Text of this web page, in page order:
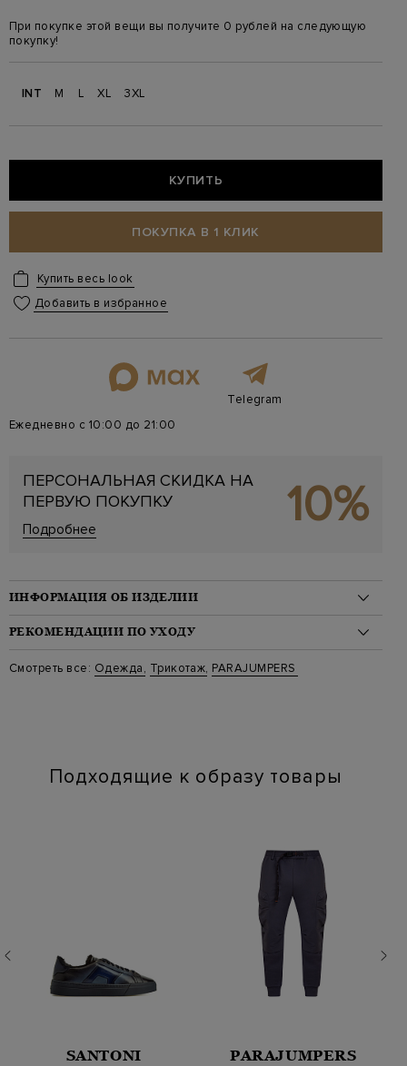
При покупке этой вещи вы получите 0 рублей на следующую
покупку!
INT M L XL 3XL
КУПИТЬ
ПОКУПКА В 1 КЛИК
Купить весь look
Добавить в избранное
Telegram
Ежедневно с 10:00 до 21:00
ПЕРСОНАЛЬНАЯ СКИДКА НА
ПЕРВУЮ ПОКУПКУ
Подробнее 10%
ИНФОРМАЦИЯ ОБ ИЗДЕЛИИ
Материал: полиэстер 100%
На модели: 190/107/78/104 на модели размер XL
Стиль: Толстовки
Цвет: Синий
РЕКОМЕНДАЦИИ ПО УХОДУ
Стирка: Стирка запрещена
Отбеливание: Отбеливание запрещено
Смотреть все: Одежда, Трикотаж, PARAJUMPERS
Подходящие к образу товары
SANTONI PARAJUMPERS